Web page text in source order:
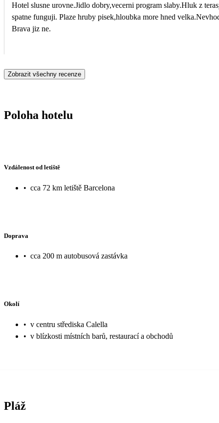
Hotel slusne urovne.Jidlo dobry,vecerni program slaby.Hluk z
spatne funguji. Plaze hruby pisek,hloubka more hned
Brava jiz ne.
Zobrazit všechny recenze
Poloha hotelu
Vzdálenost od letiště
• cca 72 km letiště Barcelona
Doprava
• cca 200 m autobusová zastávka
Okolí
• v centru střediska Calella
• v blízkosti místních barů, restaurací a obchodů
Pláž